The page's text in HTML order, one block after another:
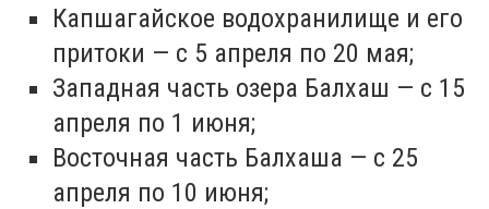
Капшагайское водохранилище и его
притоки — с 5 апреля по 20 мая;
Западная часть озера Балхаш — с 15
апреля по 1 июня;
Восточная часть Балхаша — с 25
апреля по 10 июня;